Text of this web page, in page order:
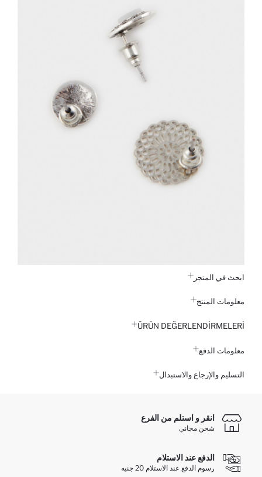
ابحث في المتجر
معلومات المنتج
ÜRÜN DEĞERLENDİRMELERİ
معلومات الدفع
التسليم والإرجاع والاستبدال
انقر و استلم من الفرع
شحن مجاني
الدفع عند الاستلام
رسوم الدفع عند الاستلام 20 جنيه